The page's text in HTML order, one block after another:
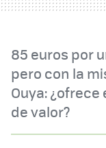
85 euros por
pero con la
Ouya:
de valor?